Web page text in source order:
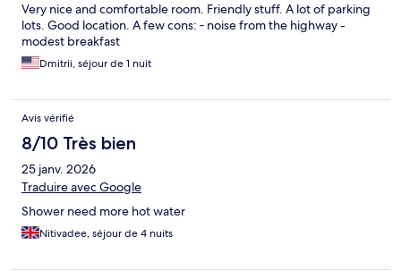
Very nice and comfortable room. Friendly stuff. A lot of parking
lots. Good location. A few cons: ‐ noise from the highway -
modest breakfast
Dmitrii, séjour de 1 nuit
Avis vérifié
8/10 Très bien
25 janv. 2026
Traduire avec Google
Shower need more hot water
Nitivadee, séjour de 4 nuits